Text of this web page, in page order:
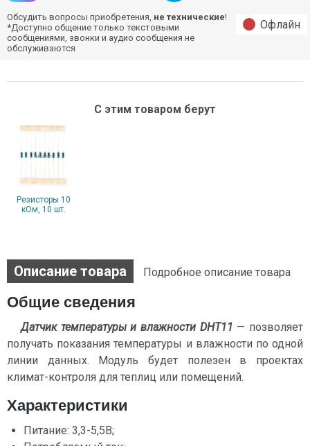
Обсудить вопросы приобретения, не технические!
*Доступно общение только текстовыми
сообщениями, звонки и аудио сообщения не
обслуживаются
Офлайн
С этим товаром берут
Резисторы 10
кОм, 10 шт.
Описание товара Подробное описание товара
Общие сведения
Датчик температуры и влажности DHT11 — позволяет
получать показания температуры и влажности по одной
линии данных. Модуль будет полезен в проектах
климат-контроля для теплиц или помещений.
Характеристики
Питание: 3,3-5,5В;